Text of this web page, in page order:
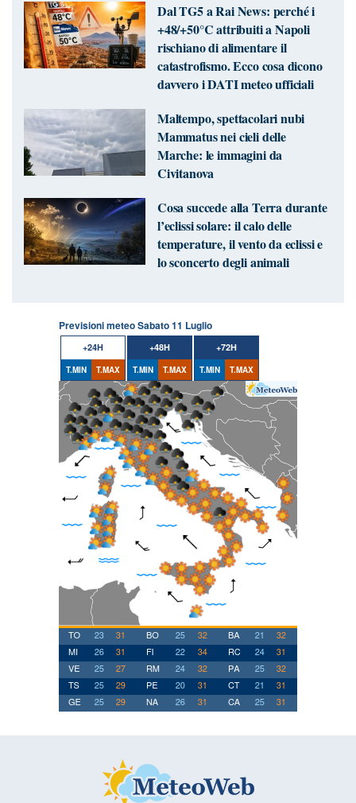
Dal TG5 a Rai News: perché i
+48/+50°C attribuiti a Napoli
rischiano di alimentare il
catastrofismo. Ecco cosa dicono
davvero i DATI meteo ufficiali
Maltempo, spettacolari nubi
Mammatus nei cieli delle
Marche: le immagini da
Civitanova
Cosa succede alla Terra durante
l’eclissi solare: il calo delle
temperature, il vento da eclissi e
lo sconcerto degli animali
Previsioni meteo Sabato 11 Luglio
+24H
T.MIN T.MAX
+48H
T.MIN T.MAX
+72H
T.MIN T.MAX